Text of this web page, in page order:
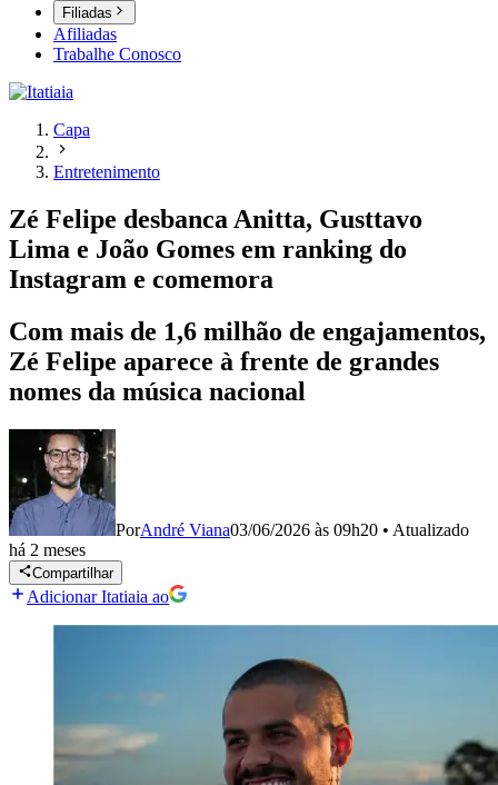
Filiadas
Afiliadas
Trabalhe Conosco
Capa
Entretenimento
Zé Felipe desbanca Anitta, Gusttavo
Lima e João Gomes em ranking do
Instagram e comemora
Com mais de 1,6 milhão de engajamentos,
Zé Felipe aparece à frente de grandes
nomes da música nacional
PorAndré Viana03/06/2026 às 09h20 • Atualizado
há 2 meses
Compartilhar
Adicionar Itatiaia ao